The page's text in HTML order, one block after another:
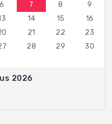
2026
6 7 8
9
14 15
16
21 22
23
28 29
30